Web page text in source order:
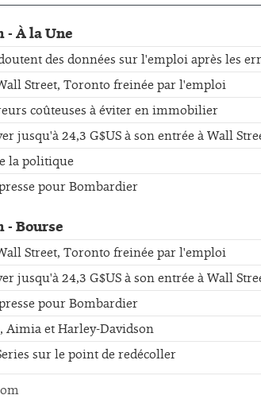
- À la Une
des données sur l'emploi après les
Street, Toronto freinée par l'emploi
coûteuses à éviter en immobilier
jusqu'à 24,3 G$US à son entrée à Wall
la politique
pour Bombardier
- Bourse
Street, Toronto freinée par l'emploi
jusqu'à 24,3 G$US à son entrée à Wall
pour Bombardier
Aimia et Harley-Davidson
sur le point de redécoller